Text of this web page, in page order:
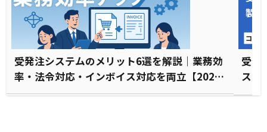
受発注システムのメリット6選を解説｜業務効
率・法令対応・インボイス対応を両立【2026
年更新】
受発
スト